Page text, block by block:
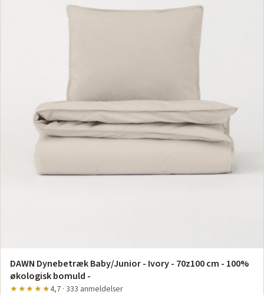
DAWN Dynebetræk Baby/Junior - Ivory - 70z100 cm - 100%
økologisk bomuld -
★★★★★4,7 · 333 anmeldelser